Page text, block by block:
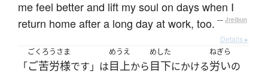
me feel better and lift my soul on days when I
return home after a long day at work, too. — Jreibun
Details ▸
「
ごくろうさま
ご苦労様です」は
めうえ
目上から
めした
目下にかける
ねぎら
労いの